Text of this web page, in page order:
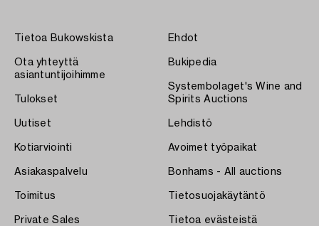
Tietoa Bukowskista
Ota yhteyttä
asiantuntijoihimme
Tulokset
Uutiset
Kotiarviointi
Asiakaspalvelu
Toimitus
Private Sales
Ehdot
Bukipedia
Systembolaget's Wine and
Spirits Auctions
Lehdistö
Avoimet työpaikat
Bonhams - All auctions
Tietosuojakäytäntö
Tietoa evästeistä